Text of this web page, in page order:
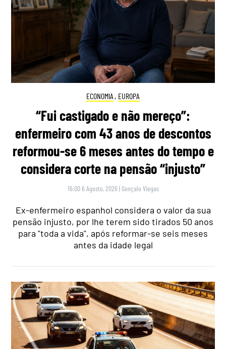
ECONOMIA , EUROPA
“Fui castigado e não mereço”:
enfermeiro com 43 anos de descontos
reformou-se 6 meses antes do tempo e
considera corte na pensão “injusto”
16:00 6 Agosto, 2026 | Gonçalo Viegas
Ex-enfermeiro espanhol considera o valor da sua
pensão injusto, por lhe terem sido tirados 50 anos
para "toda a vida", após reformar-se seis meses
antes da idade legal